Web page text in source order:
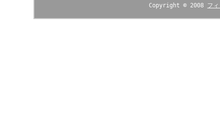
Copyright © 2008 フ